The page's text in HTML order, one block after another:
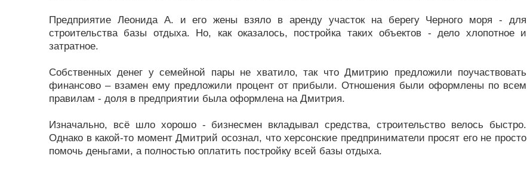
Предприятие Леонида А. и его жены взяло в аренду участок на берегу Черного моря - для
строительства базы отдыха. Но, как оказалось, постройка таких объектов - дело хлопотное и
затратное.
Собственных денег у семейной пары не хватило, так что Дмитрию предложили поучаствовать
финансово – взамен ему предложили процент от прибыли. Отношения были оформлены по всем
правилам - доля в предприятии была оформлена на Дмитрия.
Изначально, всё шло хорошо - бизнесмен вкладывал средства, строительство велось быстро.
Однако в какой-то момент Дмитрий осознал, что херсонские предприниматели просят его не просто
помочь деньгами, а полностью оплатить постройку всей базы отдыха.